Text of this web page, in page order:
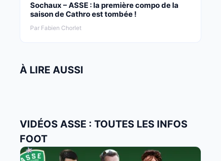
Sochaux – ASSE : la première compo de la
saison de Cathro est tombée !
Par Fabien Chorlet
À LIRE AUSSI
VIDÉOS ASSE : TOUTES LES INFOS
FOOT